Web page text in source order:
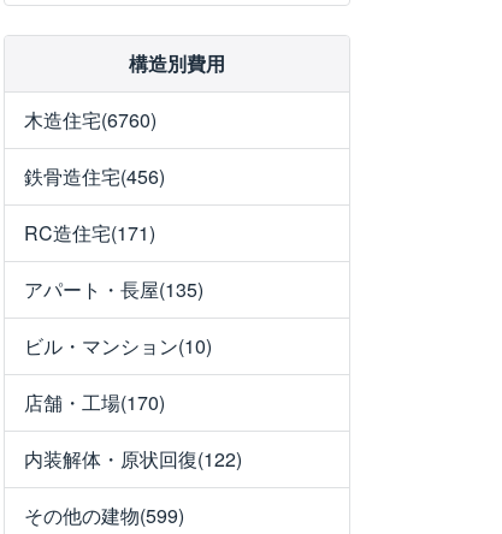
構造別費用
木造住宅(6760)
鉄骨造住宅(456)
RC造住宅(171)
アパート・長屋(135)
ビル・マンション(10)
店舗・工場(170)
内装解体・原状回復(122)
その他の建物(599)